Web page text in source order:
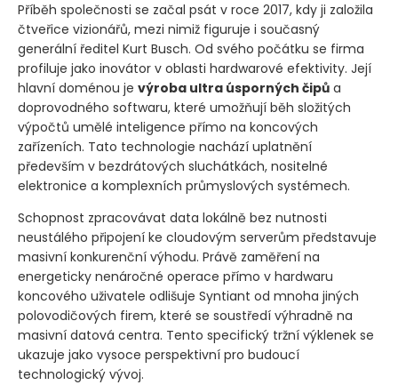
Příběh společnosti se začal psát v roce 2017, kdy ji založila
čtveřice vizionářů, mezi nimiž figuruje i současný
generální ředitel Kurt Busch. Od svého počátku se firma
profiluje jako inovátor v oblasti hardwarové efektivity. Její
hlavní doménou je výroba ultra úsporných čipů a
doprovodného softwaru, které umožňují běh složitých
výpočtů umělé inteligence přímo na koncových
zařízeních. Tato technologie nachází uplatnění
především v bezdrátových sluchátkách, nositelné
elektronice a komplexních průmyslových systémech.
Schopnost zpracovávat data lokálně bez nutnosti
neustálého připojení ke cloudovým serverům představuje
masivní konkurenční výhodu. Právě zaměření na
energeticky nenáročné operace přímo v hardwaru
koncového uživatele odlišuje Syntiant od mnoha jiných
polovodičových firem, které se soustředí výhradně na
masivní datová centra. Tento specifický tržní výklenek se
ukazuje jako vysoce perspektivní pro budoucí
technologický vývoj.